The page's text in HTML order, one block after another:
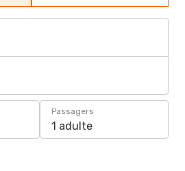
Passagers
1 adulte